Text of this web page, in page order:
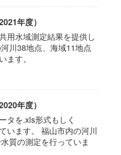
年度）
用水域測定結果を提供し
川38地点、海域11地点
ます。
年度）
タを.xls形式もしく
います。 福山市内の河川
質の測定を行っていま